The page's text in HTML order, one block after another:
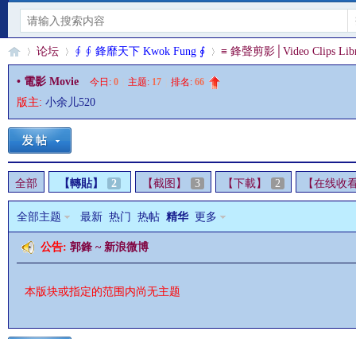
§ »
论坛
›
∮ ∮ 鋒靡天下 Kwok Fung ∮
›
≡ 鋒聲剪影│Video Clips
• 電影 Movie 今日: 0 主题: 17 排名: 66
版主: 小余儿520
全部 【轉貼】 2 【截图】 3 【下載】 2 【在线收
全部主题 最新 热门 热帖 精华 更多
公告: 郭鋒 ~ 新浪微博
本版块或指定的范围内尚无主题